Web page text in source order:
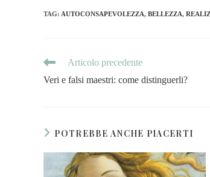
TAG: AUTOCONSAPEVOLEZZA, BELLEZZA,
Articolo precedente
Veri e falsi maestri: come distinguerli?
POTREBBE ANCHE PIACERTI